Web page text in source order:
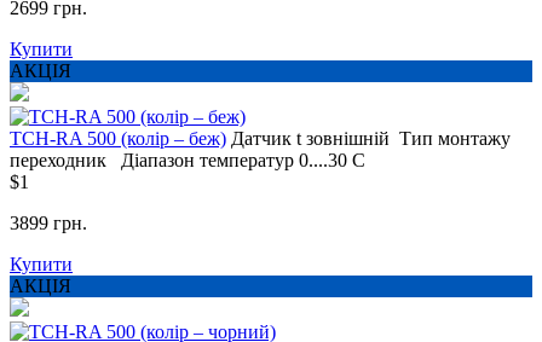
2699 грн.
Купити
АКЦІЯ
TCH-RA 500 (колір – беж) Датчик t зовнішній Тип монтажу
переходник
Діапазон температур 0....30 С
$1
3899 грн.
Купити
АКЦІЯ